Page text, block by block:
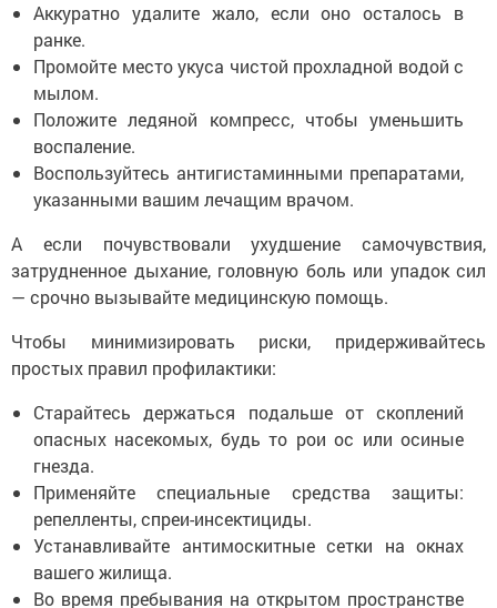
Аккуратно удалите жало, если оно осталось в
ранке.
Промойте место укуса чистой прохладной водой с
мылом.
Положите ледяной компресс, чтобы уменьшить
воспаление.
Воспользуйтесь антигистаминными препаратами,
указанными вашим лечащим врачом.
А если почувствовали ухудшение самочувствия,
затрудненное дыхание, головную боль или упадок сил
— срочно вызывайте медицинскую помощь.
Чтобы минимизировать риски, придерживайтесь
простых правил профилактики:
Старайтесь держаться подальше от скоплений
опасных насекомых, будь то рои ос или осиные
гнезда.
Применяйте специальные средства защиты:
репелленты, спреи-инсектициды.
Устанавливайте антимоскитные сетки на окнах
вашего жилища.
Во время пребывания на открытом пространстве